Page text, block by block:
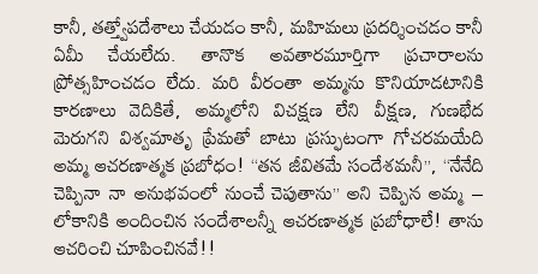
కానీ, తత్త్వోపదేశాలు చేయడం కానీ, మహిమలు ప్రదర్శించడం కానీ
ఏమీ చేయలేదు. తానొక అవతారమూర్తిగా ప్రచారాలను
ప్రోత్సహించడం లేదు. మరి వీరంతా అమ్మను కొనియాడటానికి
కారణాలు వెదికితే, అమ్మలోని విచక్షణ లేని వీక్షణ, గుణభేద
మెరుగని విశ్వమాతృ ప్రేమతో బాటు ప్రస్ఫుటంగా గోచరమయేది
అమ్మ ఆచరణాత్మక ప్రబోధం! “తన జీవితమే సందేశమనీ”, “నేనేది
చెప్పినా నా అనుభవంలో నుంచే చెపుతాను” అని చెప్పిన అమ్మ –
లోకానికి అందించిన సందేశాలన్నీ ఆచరణాత్మక ప్రబోధాలే! తాను
ఆచరించి చూపించినవే!!